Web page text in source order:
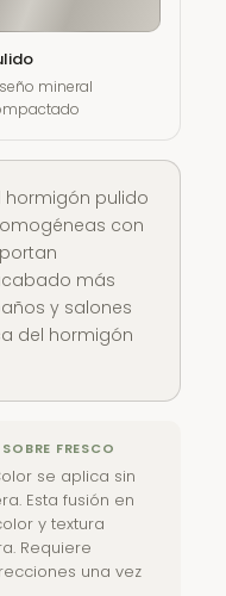
mineral
hormigón pulido
con
más
y salones
del hormigón
FRESCO
se aplica sin
Esta fusión en
y textura
Requiere
una vez